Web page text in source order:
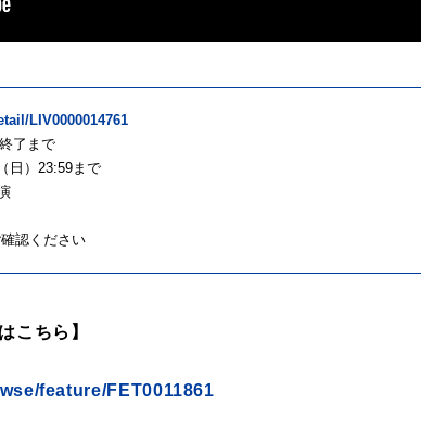
LIV0000014761
了まで
日）23:59まで
認ください
こちら】
feature/FET0011861